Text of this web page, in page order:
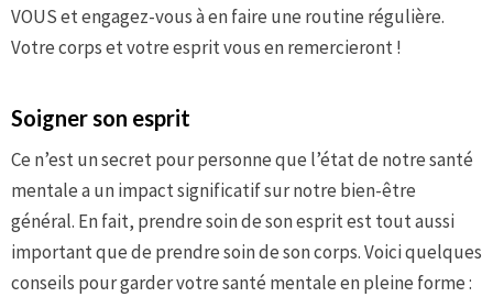
VOUS et engagez-vous à en faire une routine régulière.
Votre corps et votre esprit vous en remercieront !
Soigner son esprit
Ce n’est un secret pour personne que l’état de notre santé
mentale a un impact significatif sur notre bien-être
général. En fait, prendre soin de son esprit est tout aussi
important que de prendre soin de son corps. Voici quelques
conseils pour garder votre santé mentale en pleine forme :